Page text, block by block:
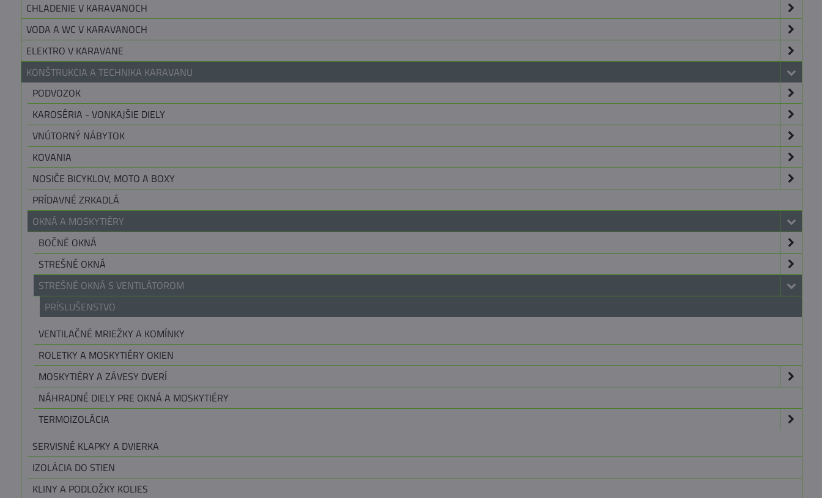
CHLADENIE V KARAVANOCH
VODA A WC V KARAVANOCH
ELEKTRO V KARAVANE
KONŠTRUKCIA A TECHNIKA KARAVANU
PODVOZOK
KAROSÉRIA - VONKAJŠIE DIELY
VNÚTORNÝ NÁBYTOK
KOVANIA
NOSIČE BICYKLOV, MOTO A BOXY
PRÍDAVNÉ ZRKADLÁ
OKNÁ A MOSKYTIÉRY
BOČNÉ OKNÁ
STREŠNÉ OKNÁ
STREŠNÉ OKNÁ S VENTILÁTOROM
PRÍSLUŠENSTVO
VENTILAČNÉ MRIEŽKY A KOMÍNKY
ROLETKY A MOSKYTIÉRY OKIEN
MOSKYTIÉRY A ZÁVESY DVERÍ
NÁHRADNÉ DIELY PRE OKNÁ A MOSKYTIÉRY
TERMOIZOLÁCIA
SERVISNÉ KLAPKY A DVIERKA
IZOLÁCIA DO STIEN
KLINY A PODLOŽKY KOLIES